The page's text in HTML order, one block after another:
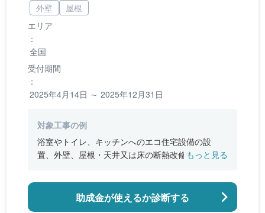
エリア
：
全国
受付期間
：
2025年4月14日 ～ 2025年12月31日
外壁
屋根
対象工事の例
浴室やトイレ、キッチンへのエコ住宅設備の設
置、外壁、屋根・天井又は床の断熱改修、窓やド
のバリアフリー改修
もっと見る
助成金が使えるか診断する